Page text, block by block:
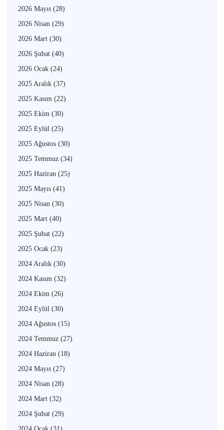
2026 Mayıs (28)
2026 Nisan (29)
2026 Mart (30)
2026 Şubat (40)
2026 Ocak (24)
2025 Aralık (37)
2025 Kasım (22)
2025 Ekim (30)
2025 Eylül (25)
2025 Ağustos (30)
2025 Temmuz (34)
2025 Haziran (25)
2025 Mayıs (41)
2025 Nisan (30)
2025 Mart (40)
2025 Şubat (22)
2025 Ocak (23)
2024 Aralık (30)
2024 Kasım (32)
2024 Ekim (26)
2024 Eylül (30)
2024 Ağustos (15)
2024 Temmuz (27)
2024 Haziran (18)
2024 Mayıs (27)
2024 Nisan (28)
2024 Mart (32)
2024 Şubat (29)